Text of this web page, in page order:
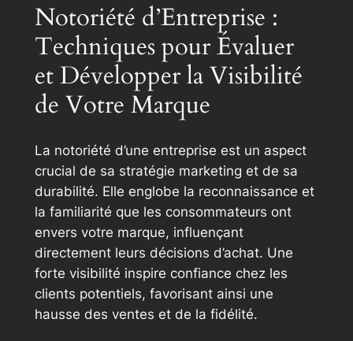
Notoriété d’Entreprise :
Techniques pour Évaluer
et Développer la Visibilité
de Votre Marque
La notoriété d’une entreprise est un aspect
crucial de sa stratégie marketing et de sa
durabilité. Elle englobe la reconnaissance et
la familiarité que les consommateurs ont
envers votre marque, influençant
directement leurs décisions d’achat. Une
forte visibilité inspire confiance chez les
clients potentiels, favorisant ainsi une
hausse des ventes et de la fidélité.